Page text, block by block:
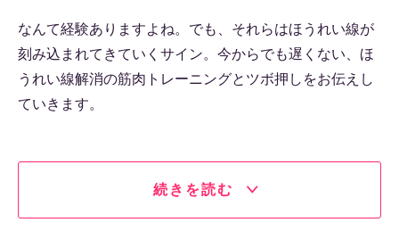
なんて経験ありますよね。でも、それらはほうれい線が
刻み込まれてきていくサイン。今からでも遅くない、ほ
うれい線解消の筋肉トレーニングとツボ押しをお伝えし
ていきます。
続きを読む